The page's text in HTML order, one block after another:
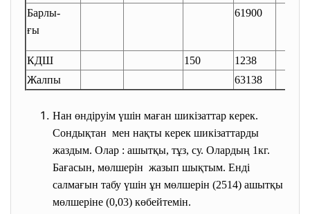
Барлы-
ғы
61900
КДШ 150
1238
Жалпы
63138
Нан өндіруім үшін маған шикізаттар керек.
Сондықтан мен нақты керек шикізаттарды
жаздым. Олар : ашытқы, тұз, су. Олардың 1кг.
Бағасын, мөлшерін жазып шықтым. Енді
салмағын табу үшін ұн мөлшерін (2514) ашытқы
мөлшеріне (0,03) көбейтемін.